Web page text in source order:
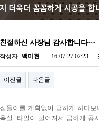
친절하신 사장님 감사합니다~~
작성자 백미현 16-07-27 02:23
이전글 다음글
집들이를 계획없이 급하게 하다보
욕실 타일이 떨어져서 급하게 공